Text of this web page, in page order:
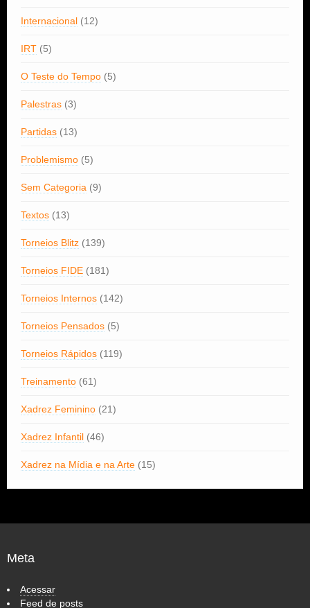
Internacional (12)
IRT (5)
O Teste do Tempo (5)
Palestras (3)
Partidas (13)
Problemismo (5)
Sem Categoria (9)
Textos (13)
Torneios Blitz (139)
Torneios FIDE (181)
Torneios Internos (142)
Torneios Pensados (5)
Torneios Rápidos (119)
Treinamento (61)
Xadrez Feminino (21)
Xadrez Infantil (46)
Xadrez na Mídia e na Arte (15)
Meta
Acessar
Feed de posts